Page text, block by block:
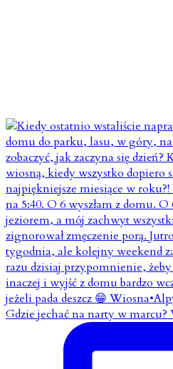
Gdzie jechać na narty w marcu?